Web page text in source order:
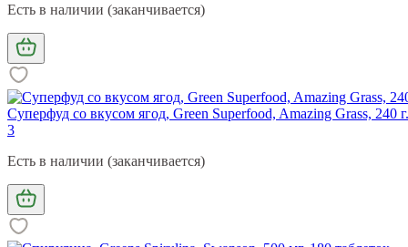
Есть в наличии (заканчивается)
Суперфуд со вкусом ягод, Green Superfood, Amazing Grass, 240 г.
3
Есть в наличии (заканчивается)